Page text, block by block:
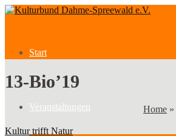
Start
Veranstaltungen
13-Bio’19
Home »
Kultur trifft Natur